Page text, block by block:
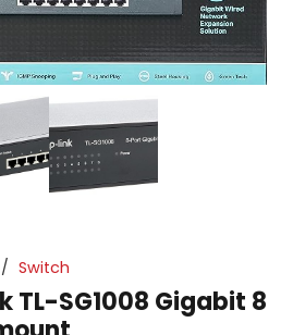
/ Switch
TL-SG1008 Gigabit 8